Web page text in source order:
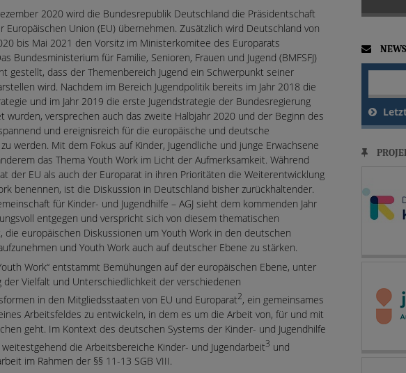
2020 wird die Bundesrepublik Deutschland die Präsidentschaft
Europäischen Union (EU) übernehmen. Zusätzlich wird Deutschland von
bis Mai 2021 den Vorsitz im Ministerkomitee des Europarats
Bundesministerium für Familie, Senioren, Frauen und Jugend (BMFSFJ)
gestellt, dass der Themenbereich Jugend ein Schwerpunkt seiner
wird. Nachdem im Bereich Jugendpolitik bereits im Jahr 2018 die
und im Jahr 2019 die erste Jugendstrategie der Bundesregierung
wurden, versprechen auch das zweite Halbjahr 2020 und der Beginn des
und ereignisreich für die europäische und deutsche
werden. Mit dem Fokus auf Kinder, Jugendliche und junge Erwachsene
das Thema Youth Work im Licht der Aufmerksamkeit. Während
der EU als auch der Europarat in ihren Prioritäten die Weiterentwicklung
benennen, ist die Diskussion in Deutschland bisher zurückhaltender.
für Kinder- und Jugendhilfe – AGJ sieht dem kommenden Jahr
entgegen und verspricht sich von diesem thematischen
die europäischen Diskussionen um Youth Work in den deutschen
und Youth Work auch auf deutscher Ebene zu stärken.
Work“ entstammt Bemühungen auf der europäischen Ebene, unter
der Vielfalt und Unterschiedlichkeit der verschiedenen
in den Mitgliedsstaaten von EU und Europarat2, ein gemeinsames
Arbeitsfeldes zu entwickeln, in dem es um die Arbeit von, für und mit
geht. Im Kontext des deutschen Systems der Kinder- und Jugendhilfe
die Arbeitsbereiche Kinder- und Jugendarbeit3 und
im Rahmen der §§ 11-13 SGB VIII.